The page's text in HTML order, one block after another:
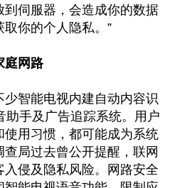
伺服器，会造成你的数据
你的个人隐私。”
庭网路
智能电视内建自动内容识
助手及广告追踪系统。用户
用习惯，都可能成为系统
局过去曾公开提醒，联网
侵及隐私风险。网路安全